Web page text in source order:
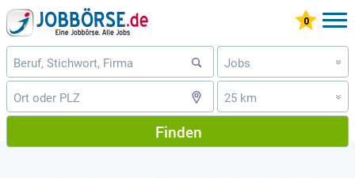
Jobs »
25 km »
Finden